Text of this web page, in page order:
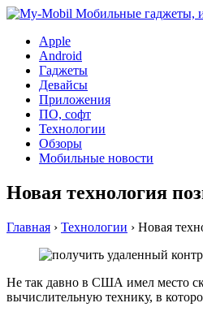
Apple
Android
Гаджеты
Девайсы
Приложения
ПО, софт
Технологии
Обзоры
Мобильные новости
Новая технология
Главная › Технологии › Новая
Не так давно в США имел место
вычислительную технику, в